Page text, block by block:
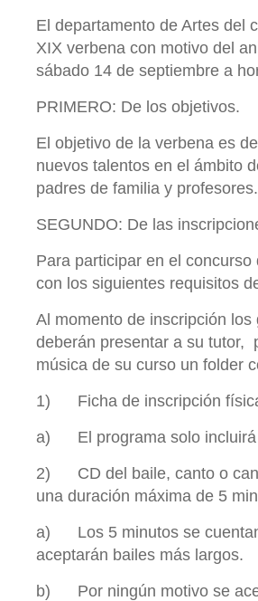
El departamento de Artes del
XIX verbena con motivo del
sábado 14 de septiembre a
PRIMERO: De los objetivos.
El objetivo de la verbena es
nuevos talentos en el ámbito
padres de familia y profesores.
SEGUNDO: De las
Para participar en el
con los siguientes requisitos
Al momento de inscripción
deberán presentar a su tutor,
música de su curso un folder
1) Ficha de inscripción
a) El programa solo incluirá
2) CD del baile, canto o
una duración máxima de 5
a) Los 5 minutos se
aceptarán bailes más largos.
b) Por ningún motivo se